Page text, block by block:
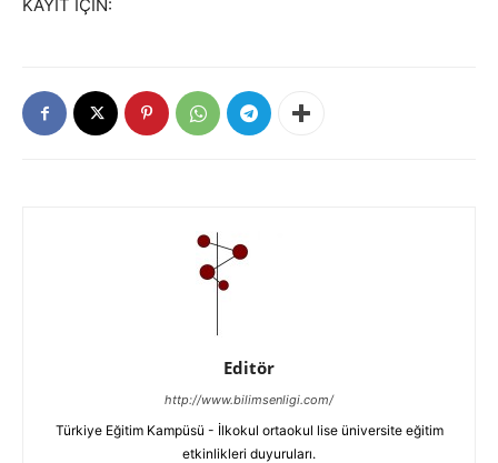
KAYIT İÇİN:
Editör
http://www.bilimsenligi.com/
Türkiye Eğitim Kampüsü - İlkokul ortaokul lise üniversite eğitim
etkinlikleri duyuruları.